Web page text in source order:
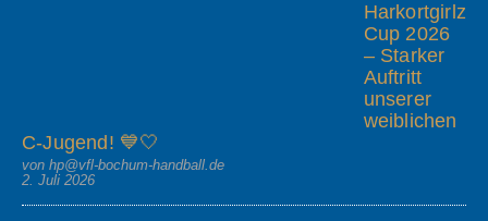
Harkortgirlz
Cup 2026
– Starker
Auftritt
unserer
weiblichen
C-Jugend! 💙🤍
von hp@vfl-bochum-handball.de
2. Juli 2026